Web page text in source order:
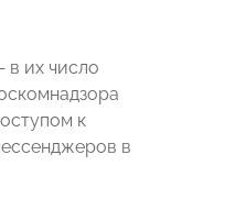
их число
к
в